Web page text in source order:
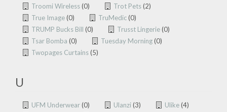
Troomi Wireless(0) Trot Pets(2)
True Image(0) TruMedic(0)
TRUMP Bucks Bill (0) Trusst Lingerie(0)
Tsar Bomba (0) Tuesday Morning(0)
Twopages Curtains(5)
U
UFM Underwear(0) Ulanzi(3) Ulike(4)